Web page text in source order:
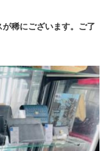
稀にございます。ご了